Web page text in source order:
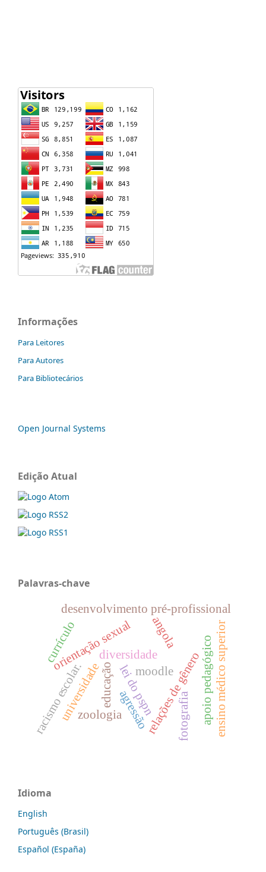
Informações
Para Leitores
Para Autores
Para Bibliotecários
Open Journal Systems
Edição Atual
Palavras-chave
educação
diversidade
orientação sexual
relações de gênero
universidade
desenvolvimento pré-profissional
apoio pedagógico
currículo
zoologia
racismo escolar. lei do pspn fotografia
angola
moodle
agressão ensino médico superior
Idioma
English
Português (Brasil)
Español (España)